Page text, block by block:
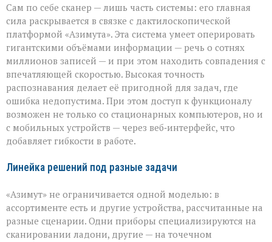
Сам по себе сканер — лишь часть системы: его главная
сила раскрывается в связке с дактилоскопической
платформой «Азимута». Эта система умеет оперировать
гигантскими объёмами информации — речь о сотнях
миллионов записей — и при этом находить совпадения с
впечатляющей скоростью. Высокая точность
распознавания делает её пригодной для задач, где
ошибка недопустима. При этом доступ к функционалу
возможен не только со стационарных компьютеров, но и
с мобильных устройств — через веб‑интерфейс, что
добавляет гибкости в работе.
Линейка решений под разные задачи
«Азимут» не ограничивается одной моделью: в
ассортименте есть и другие устройства, рассчитанные на
разные сценарии. Одни приборы специализируются на
сканировании ладони, другие — на точечном